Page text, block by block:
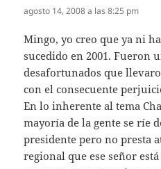
agosto 14, 2008 a las 8:25 pm
Mingo, yo creo que ya ni
sucedido en 2001. Fueron
desafortunados que
con el consecuente
En lo inherente al tema
mayoría de la gente se ríe
presidente pero no presta
regional que ese señor